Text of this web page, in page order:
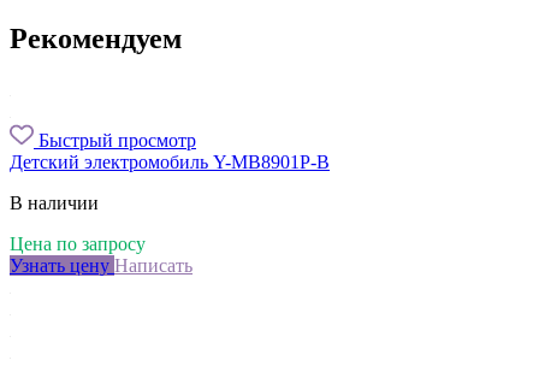
Рекомендуем
Быстрый просмотр
Детский электромобиль Y-MB8901P-B
В наличии
Цена по запросу
Узнать цену Написать